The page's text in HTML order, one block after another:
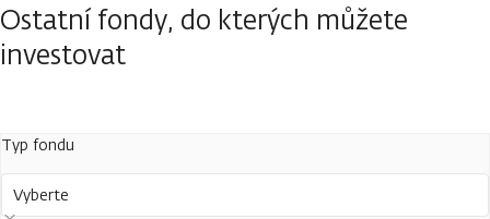
Ostatní fondy, do kterých můžete
investovat
Typ fondu
Vyberte